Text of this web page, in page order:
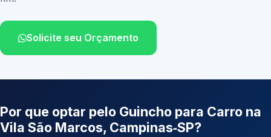
Solicite seu Orçamento
Por que optar pelo Guincho para Carro na
Vila São Marcos, Campinas‑SP?